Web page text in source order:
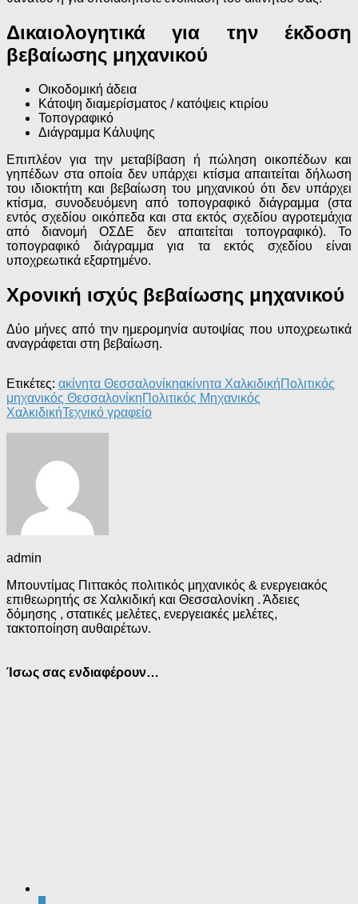
Δικαιολογητικά για την έκδοση
βεβαίωσης μηχανικού
Οικοδομική άδεια
Κάτοψη διαμερίσματος / κατόψεις κτιρίου
Τοπογραφικό
Διάγραμμα Κάλυψης
Επιπλέον για την μεταβίβαση ή πώληση οικοπέδων και
γηπέδων στα οποία δεν υπάρχει κτίσμα απαιτείται δήλωση
του ιδιοκτήτη και βεβαίωση του μηχανικού ότι δεν υπάρχει
κτίσμα, συνοδευόμενη από τοπογραφικό διάγραμμα (στα
εντός σχεδίου οικόπεδα και στα εκτός σχεδίου αγροτεμάχια
από διανομή ΟΣΔΕ δεν απαιτείται τοπογραφικό). Το
τοπογραφικό διάγραμμα για τα εκτός σχεδίου είναι
υποχρεωτικά εξαρτημένο.
Χρονική ισχύς βεβαίωσης μηχανικού
Δύο μήνες από την ημερομηνία αυτοψίας που υποχρεωτικά
αναγράφεται στη βεβαίωση.
Ετικέτες: ακίνητα Θεσσαλονίκηακίνητα ΧαλκιδικήΠολιτικός
μηχανικός ΘεσσαλονίκηΠολιτικός Μηχανικός
ΧαλκιδικήΤεχνικό γραφείο
admin
Μπουντίμας Πιττακός πολιτικός μηχανικός & ενεργειακός
επιθεωρητής σε Χαλκιδική και Θεσσαλονίκη . Άδειες
δόμησης , στατικές μελέτες, ενεργειακές μελέτες,
τακτοποίηση αυθαιρέτων.
Ίσως σας ενδιαφέρουν…